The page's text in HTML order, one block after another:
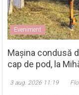
Eveniment
Mașina condusă
cap de pod, la
3 aug. 2026 11:19